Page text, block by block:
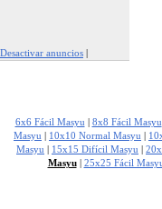
Desactivar anuncios |
6x6 Fácil Masyu | 8x8 Fácil Masyu
Masyu | 10x10 Normal Masyu |
Masyu | 15x15 Difícil Masyu |
Masyu| 25x25 Fácil